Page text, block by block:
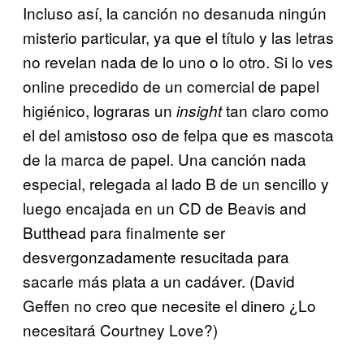
Incluso así, la canción no desanuda ningún
misterio particular, ya que el título y las letras
no revelan nada de lo uno o lo otro. Si lo ves
online precedido de un comercial de papel
higiénico, lograras un insighttan claro como
el del amistoso oso de felpa que es mascota
de la marca de papel. Una canción nada
especial, relegada al lado B de un sencillo y
luego encajada en un CD de Beavis and
Butthead para finalmente ser
desvergonzadamente resucitada para
sacarle más plata a un cadáver. (David
Geffen no creo que necesite el dinero ¿Lo
necesitará Courtney Love?)